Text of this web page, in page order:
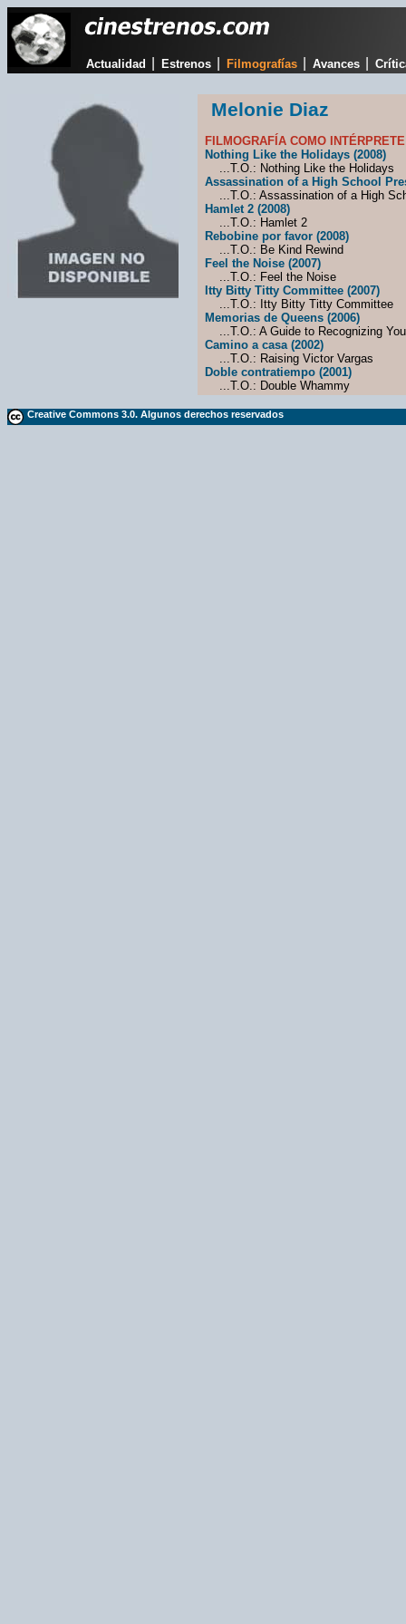
Actualidad Estrenos Filmografías Avances
Melonie Diaz
FILMOGRAFÍA COMO
Nothing Like the Holidays (2008)
...T.O.: Nothing Like the Holidays
Assassination of a High School
...T.O.: Assassination of a High
Hamlet 2 (2008)
...T.O.: Hamlet 2
Rebobine por favor (2008)
...T.O.: Be Kind Rewind
Feel the Noise (2007)
...T.O.: Feel the Noise
Itty Bitty Titty Committee (2007)
...T.O.: Itty Bitty Titty Committee
Memorias de Queens (2006)
...T.O.: A Guide to Recognizing
Camino a casa (2002)
...T.O.: Raising Victor Vargas
Doble contratiempo (2001)
...T.O.: Double Whammy
Creative Commons 3.0. Algunos derechos reservados